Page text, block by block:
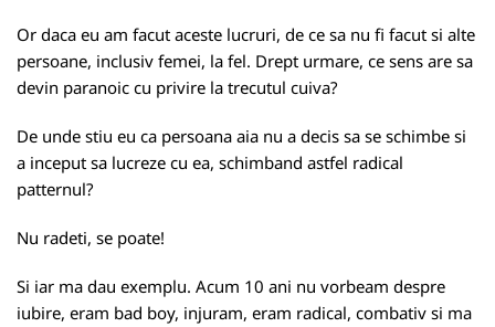
Or daca eu am facut aceste lucruri, de ce sa nu fi facut si alte
persoane, inclusiv femei, la fel. Drept urmare, ce sens are sa
devin paranoic cu privire la trecutul cuiva?
De unde stiu eu ca persoana aia nu a decis sa se schimbe si
a inceput sa lucreze cu ea, schimband astfel radical
patternul?
Nu radeti, se poate!
Si iar ma dau exemplu. Acum 10 ani nu vorbeam despre
iubire, eram bad boy, injuram, eram radical, combativ si ma